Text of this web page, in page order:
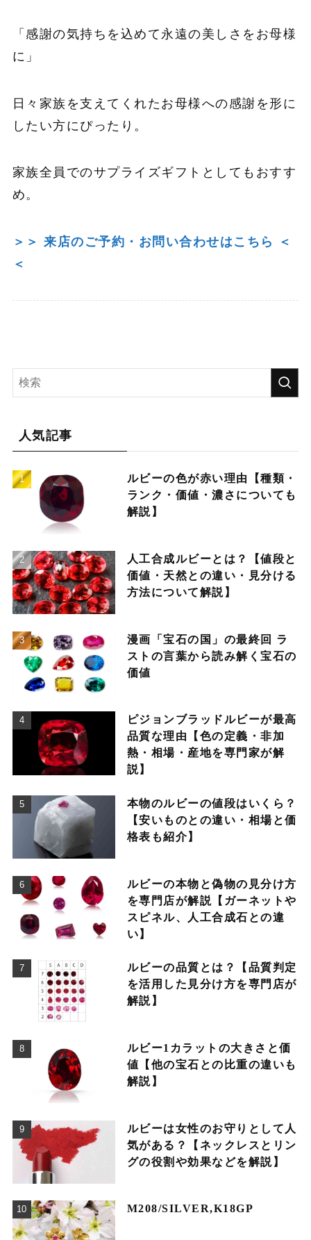
「感謝の気持ちを込めて永遠の美しさをお母様
に」
日々家族を支えてくれたお母様への感謝を形に
したい方にぴったり。
家族全員でのサプライズギフトとしてもおすす
め。
＞＞ 来店のご予約・お問い合わせはこちら ＜
＜
人気記事
ルビーの色が赤い理由【種類・
ランク・価値・濃さについても
解説】
人工合成ルビーとは？【値段と
価値・天然との違い・見分ける
方法について解説】
漫画「宝石の国」の最終回 ラ
ストの言葉から読み解く宝石の
価値
ピジョンブラッドルビーが最高
品質な理由【色の定義・非加
熱・相場・産地を専門家が解
説】
本物のルビーの値段はいくら？
【安いものとの違い・相場と価
格表も紹介】
ルビーの本物と偽物の見分け方
を専門店が解説【ガーネットや
スピネル、人工合成石との違
い】
ルビーの品質とは？【品質判定
を活用した見分け方を専門店が
解説】
ルビー1カラットの大きさと価
値【他の宝石との比重の違いも
解説】
ルビーは女性のお守りとして人
気がある？【ネックレスとリン
グの役割や効果などを解説】
M208/SILVER,K18GP